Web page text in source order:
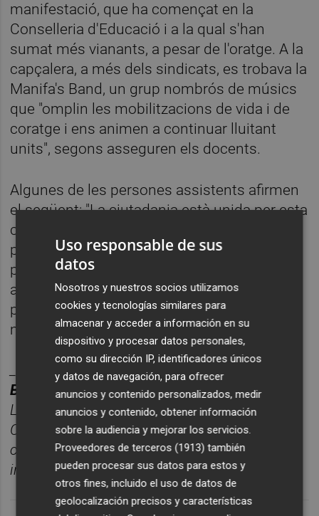
manifestació, que ha començat en la
Conselleria d'Educació i a la qual s'han
sumat més vianants, a pesar de l'oratge. A la
capçalera, a més dels sindicats, es trobava la
Manifa's Band, un grup nombrós de músics
que "omplin les mobilitzacions de vida i de
coratge i ens animen a continuar lluitant
units", segons asseguren els docents.
Algunes de les persones assistents afirmen
el següent: "La ciutadania està unida per esta
causa, perquè l'escola pública és un dels
pilars fonamentals de la nostra societat. No
pararem de mobilitzar-nos i d'emprendre
accions fins que les propostes d'acord per
part de Conselleria siguen clares i
mínimament raonables".
BOLET ÍN TITULARES CASTELLÓN PLAZA.
Las noticias más relevantes del día en
Castellón, reunidas cada mañana en un solo
correo para empezar el día
informado. Suscríbete gratis al boletín aquí.
Uso responsable de sus
datos
Nosotros y nuestros socios utilizamos
cookies y tecnologías similares para
almacenar y acceder a información en su
dispositivo y procesar datos personales,
como su dirección IP, identificadores únicos
y datos de navegación, para ofrecer
anuncios y contenido personalizados, medir
anuncios y contenido, obtener información
sobre la audiencia y mejorar los servicios.
Proveedores de terceros (1913) también
pueden procesar sus datos para estos y
otros fines, incluido el uso de datos de
geolocalización precisos y características